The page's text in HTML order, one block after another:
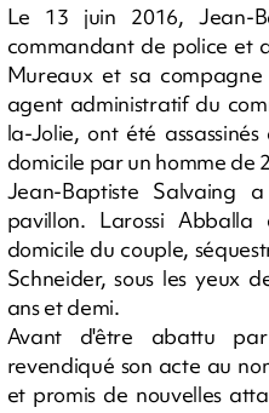
Le 13 juin 2016, Jean-
commandant de police et
Mureaux et sa compagne
agent administratif du
la-Jolie, ont été
domicile par un homme de
Jean-Baptiste Salvaing
pavillon. Larossi
domicile du couple,
Schneider, sous les yeux
ans et demi.
Avant d'être abattu
revendiqué son acte au
et promis de nouvelles